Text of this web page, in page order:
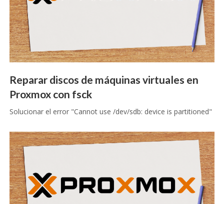
Reparar discos de máquinas virtuales en
Proxmox con fsck
Solucionar el error "Cannot use /dev/sdb: device is partitioned"